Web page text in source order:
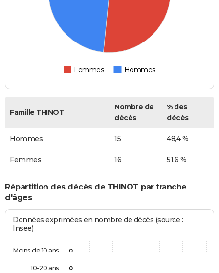
Femmes Hommes
Famille THINOT
Nombre de
décès
% des
décès
Hommes 15 48,4 %
Femmes 16 51,6 %
Répartition des décès de THINOT par tranche
d'âges
Données exprimées en nombre de décès (source :
Insee)
0
0
Moins de 10 ans
10-20 ans